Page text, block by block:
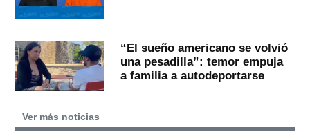
“El sueño americano se volvió
una pesadilla”: temor empuja
a familia a autodeportarse
Ver más noticias